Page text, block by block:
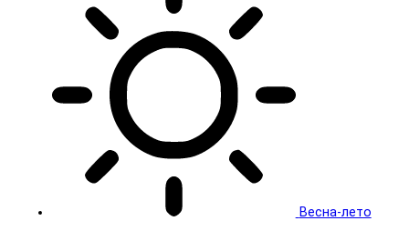
Весна-лето